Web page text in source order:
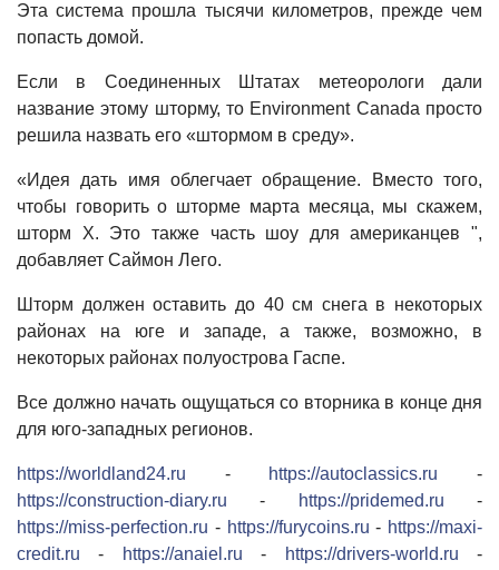
Эта система прошла тысячи километров, прежде чем
попасть домой.
Если в Соединенных Штатах метеорологи дали
название этому шторму, то Environment Canada просто
решила назвать его «штормом в среду».
«Идея дать имя облегчает обращение. Вместо того,
чтобы говорить о шторме марта месяца, мы скажем,
шторм X. Это также часть шоу для американцев ",
добавляет Саймон Лего.
Шторм должен оставить до 40 см снега в некоторых
районах на юге и западе, а также, возможно, в
некоторых районах полуострова Гаспе.
Все должно начать ощущаться со вторника в конце дня
для юго-западных регионов.
https://worldland24.ru - https://autoclassics.ru -
https://construction-diary.ru - https://pridemed.ru -
https://miss-perfection.ru - https://furycoins.ru - https://maxi-
credit.ru - https://anaiel.ru - https://drivers-world.ru -